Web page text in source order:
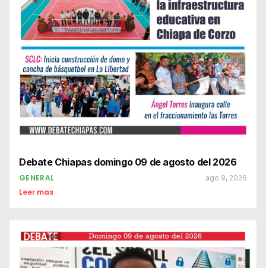
Debate Chiapas domingo 09 de agosto del 2026
GENERAL ago 9, 2026
Leer mas